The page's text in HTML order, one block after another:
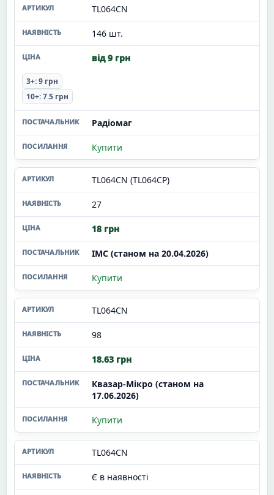
TL064CN
146 шт.
від 9 грн
3+: 9 грн
10+: 7.5 грн
Радіомаг
Купити
TL064CN (TL064CP)
27
18 грн
ІМС (станом на 20.04.2026)
Купити
TL064CN
98
18.63 грн
Квазар-Мікро (станом на
17.06.2026)
Купити
TL064CN
Є в наявності